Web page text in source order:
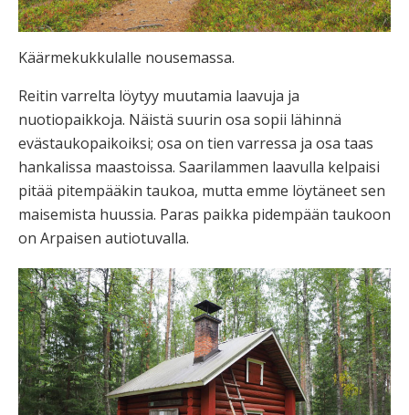
Käärmekukkulalle nousemassa.
Reitin varrelta löytyy muutamia laavuja ja
nuotiopaikkoja. Näistä suurin osa sopii lähinnä
evästaukopaikoiksi; osa on tien varressa ja osa taas
hankalissa maastoissa. Saarilammen laavulla kelpaisi
pitää pitempääkin taukoa, mutta emme löytäneet sen
maisemista huussia. Paras paikka pidempään taukoon
on Arpaisen autiotuvalla.